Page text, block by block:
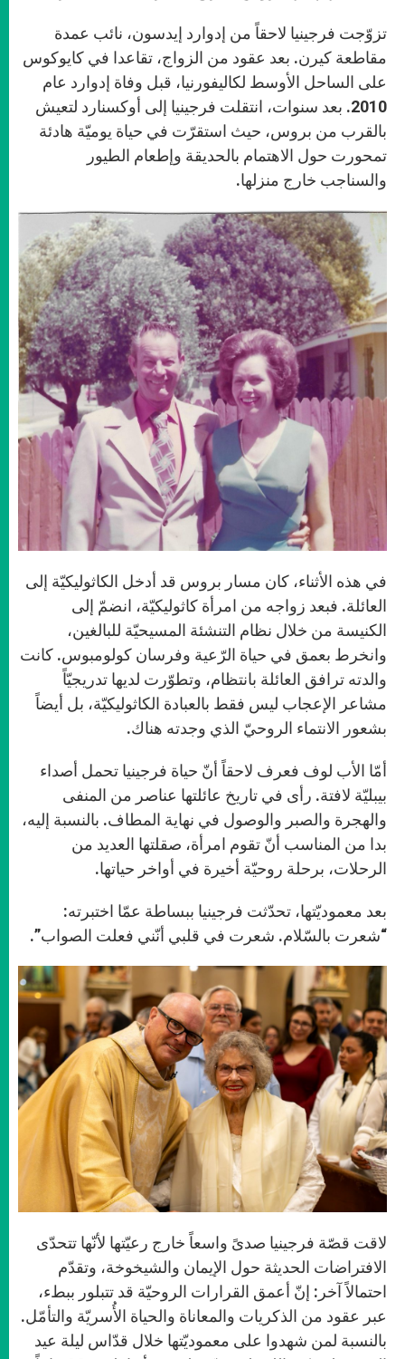
تزوّجت فرجينيا لاحقاً من إدوارد إيدسون، نائب عمدة
مقاطعة كيرن. بعد عقود من الزواج، تقاعدا في كايوكوس
على الساحل الأوسط لكاليفورنيا، قبل وفاة إدوارد عام
2010. بعد سنوات، انتقلت فرجينيا إلى أوكسنارد لتعيش
بالقرب من بروس، حيث استقرّت في حياة يوميّة هادئة
تمحورت حول الاهتمام بالحديقة وإطعام الطيور
والسناجب خارج منزلها.
في هذه الأثناء، كان مسار بروس قد أدخل الكاثوليكيّة إلى
العائلة. فبعد زواجه من امرأة كاثوليكيّة، انضمّ إلى
الكنيسة من خلال نظام التنشئة المسيحيّة للبالغين،
وانخرط بعمق في حياة الرّعية وفرسان كولومبوس. كانت
والدته ترافق العائلة بانتظام، وتطوّرت لديها تدريجيّاً
مشاعر الإعجاب ليس فقط بالعبادة الكاثوليكيّة، بل أيضاً
بشعور الانتماء الروحيّ الذي وجدته هناك.
أمّا الأب لوف فعرف لاحقاً أنّ حياة فرجينيا تحمل أصداء
بيبليّة لافتة. رأى في تاريخ عائلتها عناصر من المنفى
والهجرة والصبر والوصول في نهاية المطاف. بالنسبة إليه،
بدا من المناسب أنّ تقوم امرأة، صقلتها العديد من
الرحلات، برحلة روحيّة أخيرة في أواخر حياتها.
بعد معموديّتها، تحدّثت فرجينيا ببساطة عمّا اختبرته:
“شعرت بالسّلام. شعرت في قلبي أنّني فعلت الصواب”.
لاقت قصّة فرجينيا صدىً واسعاً خارج رعيّتها لأنّها تتحدّى
الافتراضات الحديثة حول الإيمان والشيخوخة، وتقدّم
احتمالاً آخر: إنّ أعمق القرارات الروحيّة قد تتبلور ببطء،
عبر عقود من الذكريات والمعاناة والحياة الأُسريّة والتأمّل.
بالنسبة لمن شهدوا على معموديّتها خلال قدّاس ليلة عيد